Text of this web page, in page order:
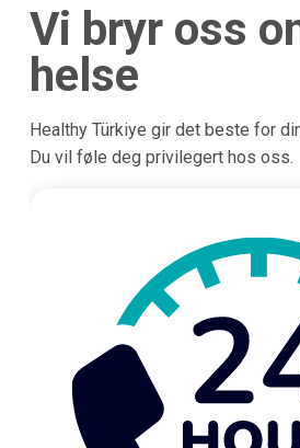
Vi bryr oss
helse
Healthy Türkiye gir det beste for
Du vil føle deg privilegert hos oss.